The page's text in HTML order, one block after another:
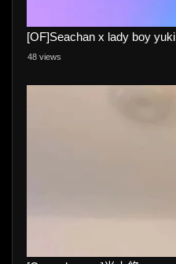
[OF]Seachan x lady boy yuki
48 views